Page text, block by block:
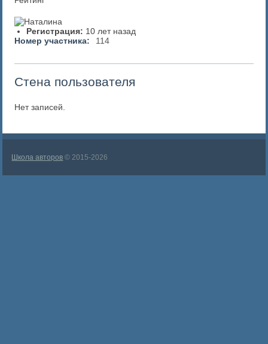
Регистрация: 10 лет назад
Номер участника:
114
Стена пользователя
Нет записей.
Школа авторов © 2015-2026